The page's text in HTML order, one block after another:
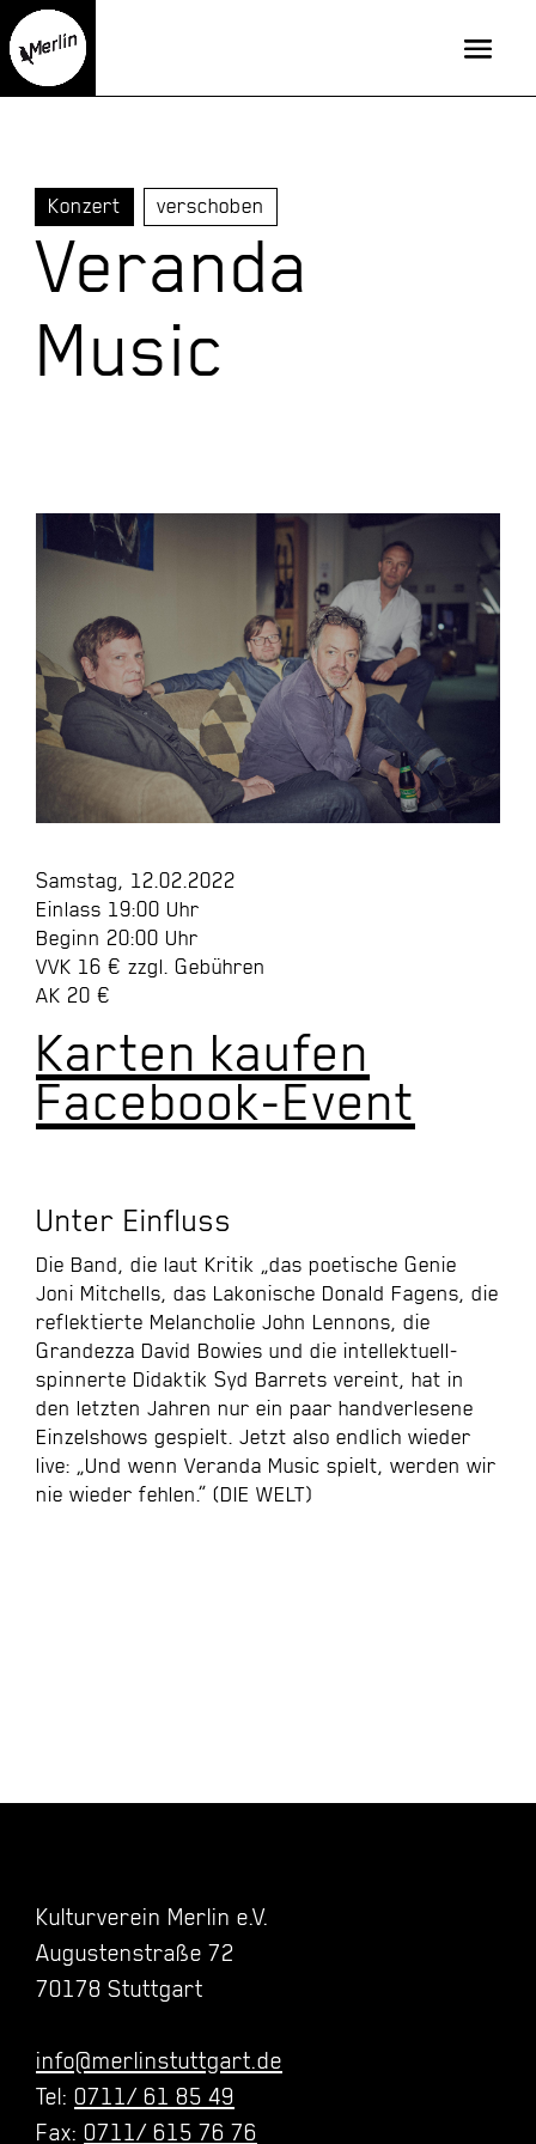
Konzert verschoben
Veranda
Music
Samstag, 12.02.2022
Einlass 19:00 Uhr
Beginn 20:00 Uhr
VVK 16 € zzgl. Gebühren
AK 20 €
Karten kaufen
Facebook-Event
Unter Einfluss
Die Band, die laut Kritik „das poetische Genie
Joni Mitchells, das Lakonische Donald Fagens, die
reflektierte Melancholie John Lennons, die
Grandezza David Bowies und die intellektuell-
spinnerte Didaktik Syd Barrets vereint, hat in
den letzten Jahren nur ein paar handverlesene
Einzelshows gespielt. Jetzt also endlich wieder
live: „Und wenn Veranda Music spielt, werden wir
nie wieder fehlen.” (DIE WELT)
Kulturverein Merlin e.V.
Augustenstraße 72
70178 Stuttgart
info@merlinstuttgart.de
Tel: 0711/ 61 85 49
Fax: 0711/ 615 76 76